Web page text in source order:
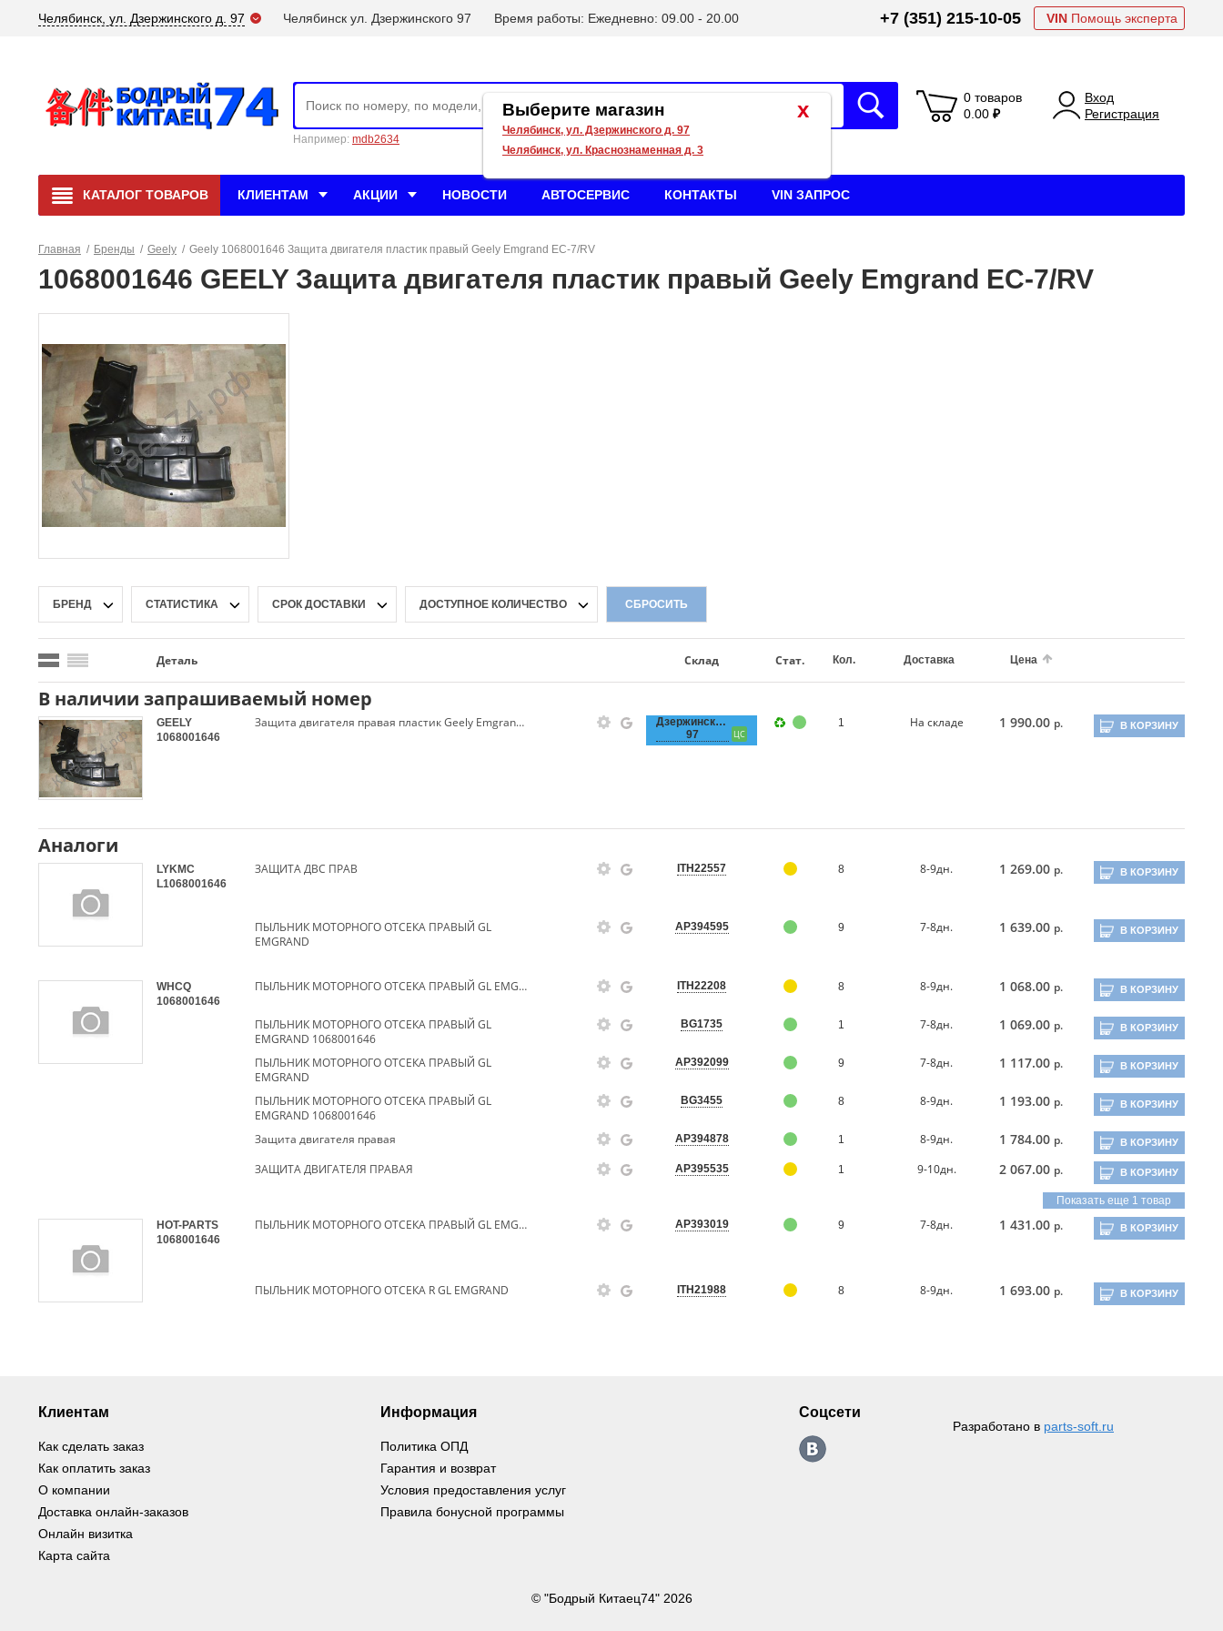
Челябинск, ул. Дзержинского д. 97 Челябинск ул. Дзержинского 97 Время работы: Ежедневно: 09.00 - 20.00 +7 (351) 215-10-05 VIN Помощь эксперта
Например: mdb2634
0 товаров
0.00 ₽
Вход
Регистрация
КАТАЛОГ ТОВАРОВ КЛИЕНТАМ АКЦИИ НОВОСТИ АВТОСЕРВИС КОНТАКТЫ VIN ЗАПРОС
Главная / Бренды / Geely / Geely 1068001646 Защита двигателя пластик правый Geely Emgrand EC-7/RV
1068001646 GEELY Защита двигателя пластик правый Geely Emgrand EC-7/RV
БРЕНД СТАТИСТИКА СРОК ДОСТАВКИ ДОСТУПНОЕ КОЛИЧЕСТВО СБРОСИТЬ
Деталь Склад Стат. Кол. Доставка Цена
В наличии запрашиваемый номер
GEELY
1068001646
Защита двигателя правая пластик Geely Emgrand EC-7/RV Original
Дзержинского,
97
ЦС
1 На складе 1 990.00 р. В КОРЗИНУ
Аналоги
LYKMC
L1068001646
ЗАЩИТА ДВС ПРАВ ITH22557 8 8-9дн. 1 269.00 р. В КОРЗИНУ
ПЫЛЬНИК МОТОРНОГО ОТСЕКА ПРАВЫЙ GL
EMGRAND
AP394595 9 7-8дн. 1 639.00 р. В КОРЗИНУ
WHCQ
1068001646
ПЫЛЬНИК МОТОРНОГО ОТСЕКА ПРАВЫЙ GL EMGRAND ITH22208 8 8-9дн. 1 068.00 р. В КОРЗИНУ
ПЫЛЬНИК МОТОРНОГО ОТСЕКА ПРАВЫЙ GL
EMGRAND 1068001646
BG1735 1 7-8дн. 1 069.00 р. В КОРЗИНУ
ПЫЛЬНИК МОТОРНОГО ОТСЕКА ПРАВЫЙ GL
EMGRAND
AP392099 9 7-8дн. 1 117.00 р. В КОРЗИНУ
ПЫЛЬНИК МОТОРНОГО ОТСЕКА ПРАВЫЙ GL
EMGRAND 1068001646
BG3455 8 8-9дн. 1 193.00 р. В КОРЗИНУ
Защита двигателя правая AP394878 1 8-9дн. 1 784.00 р. В КОРЗИНУ
ЗАЩИТА ДВИГАТЕЛЯ ПРАВАЯ AP395535 1 9-10дн. 2 067.00 р. В КОРЗИНУ
Показать еще 1 товар
HOT-PARTS
1068001646
ПЫЛЬНИК МОТОРНОГО ОТСЕКА ПРАВЫЙ GL EMGRAND AP393019 9 7-8дн. 1 431.00 р. В КОРЗИНУ
ПЫЛЬНИК МОТОРНОГО ОТСЕКА R GL EMGRAND ITH21988 8 8-9дн. 1 693.00 р. В КОРЗИНУ
Клиентам
Как сделать заказ
Как оплатить заказ
О компании
Доставка онлайн-заказов
Онлайн визитка
Карта сайта
Информация
Политика ОПД
Гарантия и возврат
Условия предоставления услуг
Правила бонусной программы
Соцсети
Разработано в parts-soft.ru
© "Бодрый Китаец74" 2026
x
Выберите магазин
Челябинск, ул. Дзержинского д. 97
Челябинск, ул. Краснознаменная д. 3